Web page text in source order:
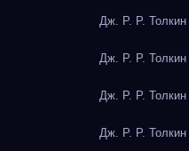
Дж. Р. Р.
Дж. Р. Р.
Дж. Р. Р.
Дж. Р. Р.